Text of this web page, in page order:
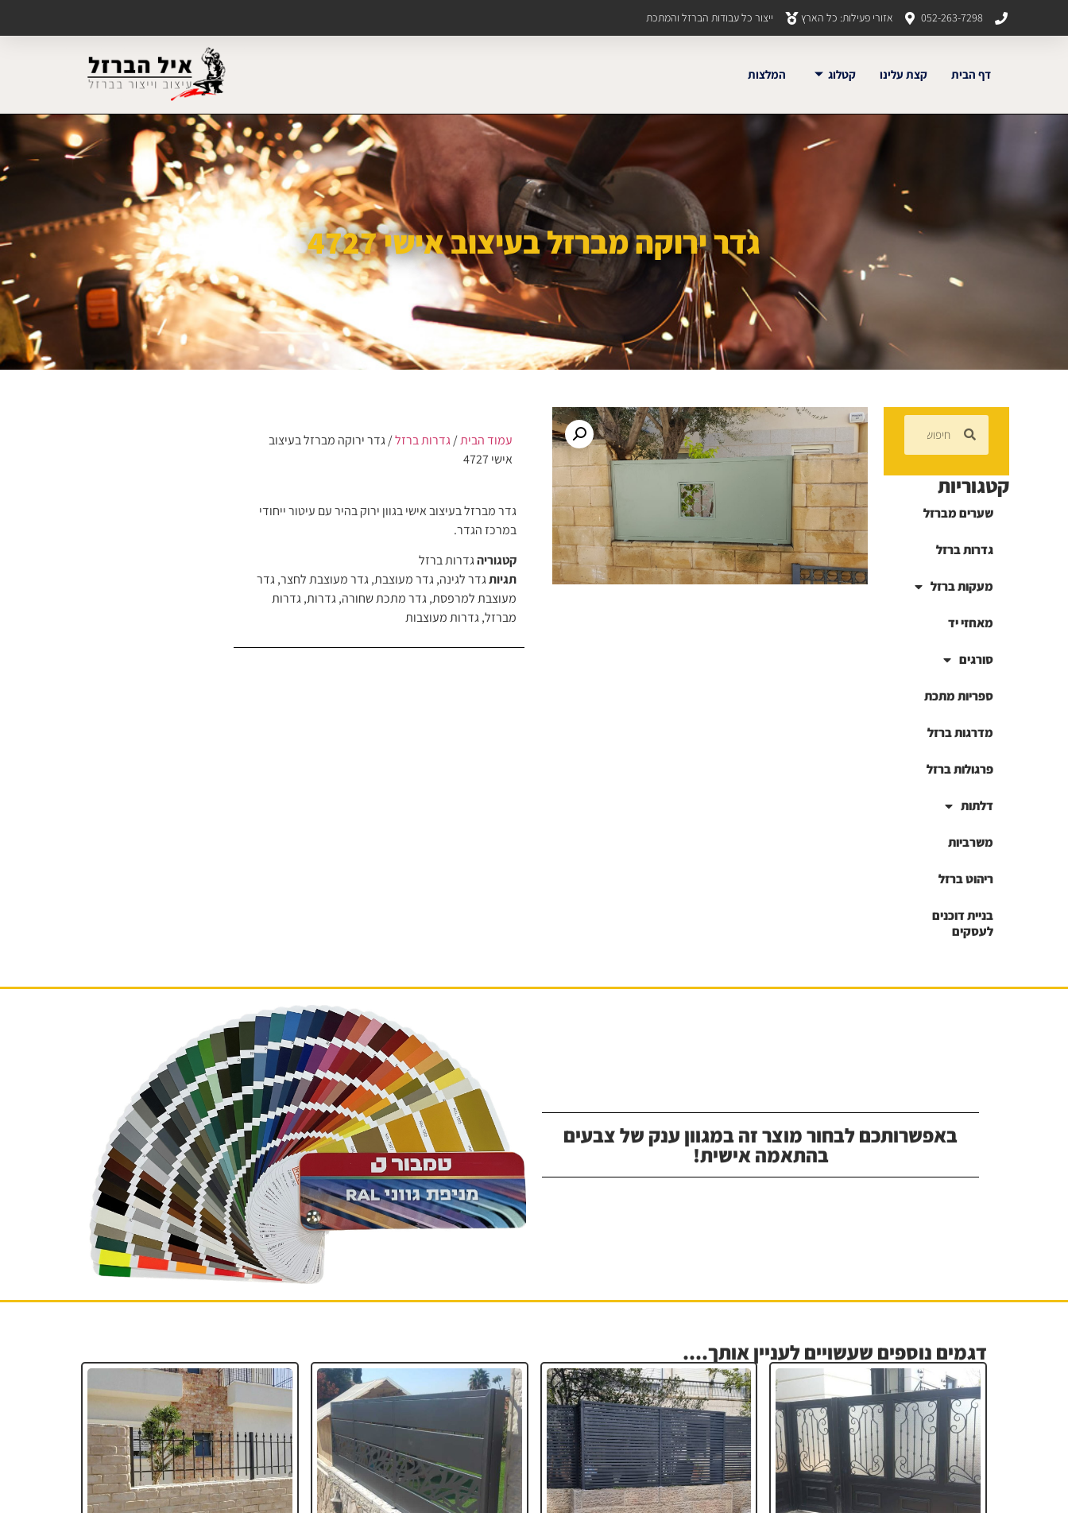
052-263-7298 אזורי פעילות: כל הארץ ייצור כל עבודות הברזל והמתכת
דף הבית קצת עלינו קטלוג המלצות
גדר ירוקה מברזל בעיצוב אישי 4727
קטגוריות
שערים מברזל
גדרות ברזל
מעקות ברזל
מאחזי יד
סורגים
ספריות מתכת
מדרגות ברזל
פרגולות ברזל
דלתות
משרביות
ריהוט ברזל
בניית דוכנים
לעסקים
עמוד הבית/גדרות ברזל/ גדר ירוקה מברזל בעיצוב
אישי 4727
גדר מברזל בעיצוב אישי בגוון ירוק בהיר עם עיטור ייחודי
במרכז הגדר.
קטגוריהגדרות ברזל
תגיותגדר לגינה,גדר מעוצבת,גדר מעוצבת לחצר,גדר
מעוצבת למרפסת,גדר מתכת שחורה,גדרות,גדרות
מברזל,גדרות מעוצבות
באפשרותכם לבחור מוצר זה במגוון ענק של צבעים
בהתאמה אישית!
דגמים נוספים שעשויים לעניין אותך....